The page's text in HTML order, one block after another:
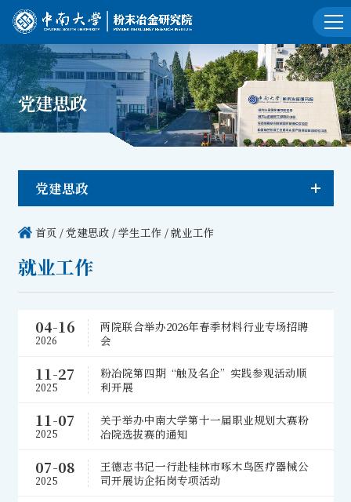
党建思政
党建思政
就业工作
首页 /党建思政 /学生工作 /就业工作
04-16
2026
两院联合举办2026年春季材料行业专场招聘
会
11-27
2025
粉冶院第四期“触及名企”实践参观活动顺
利开展
11-07
2025
关于举办中南大学第十一届职业规划大赛粉
冶院选拔赛的通知
07-08
2025
王德志书记一行赴桂林市啄木鸟医疗器械公
司开展访企拓岗专项活动